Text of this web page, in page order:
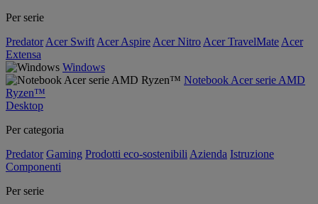
Per serie
Predator Acer Swift Acer Aspire Acer Nitro Acer TravelMate Acer
Extensa
Windows
Notebook Acer serie AMD
Ryzen™
Desktop
Per categoria
Predator Gaming Prodotti eco-sostenibili Azienda Istruzione
Componenti
Per serie